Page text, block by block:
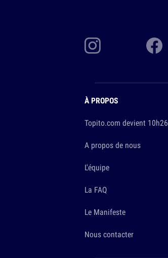
À PROPOS
Topito.com devient 10h26
A propos de nous
L'équipe
La FAQ
Le Manifeste
Nous contacter